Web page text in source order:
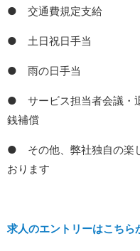
● 交通費規定支給
● 土日祝日手当
● 雨の日手当
● サービス担当者会議・
銭補償
● その他、弊社独自の楽
おります
求人のエントリーはこちら